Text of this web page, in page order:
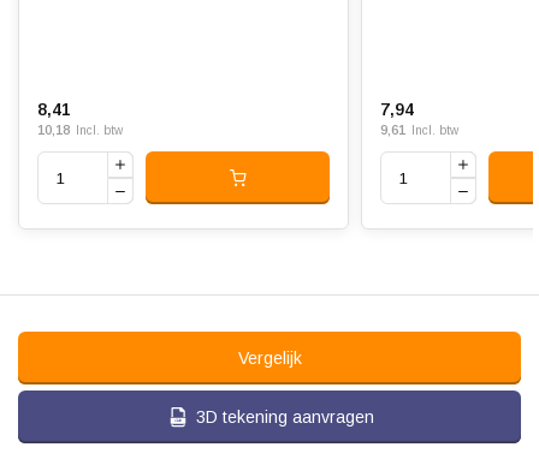
8,41
10,18 Incl. btw
7,94
9,61 Incl. btw
Vergelijk
3D tekening aanvragen